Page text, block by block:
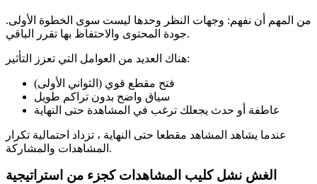
من المهم أن نفهم: وجهات النظر وحدها ليست سوى الخطوة الأولى.
جودة المحتوى والاحتفاظ بها تقرر الباقي.
هناك العديد من العوامل التي تعزز التأثير:
فتح مقطع قوي (الثواني الأولى)
سياق واضح بدون تراكم طويل
عاطفة أو حدث يجعلك ترغب في المشاهدة حتى النهاية
عندما يشاهد المشاهد مقطعا حتى النهاية ، تزداد احتمالية تكرار
المشاهدات والمشاركة.
الغش نشل كليب المشاهدات كجزء من استراتيجية